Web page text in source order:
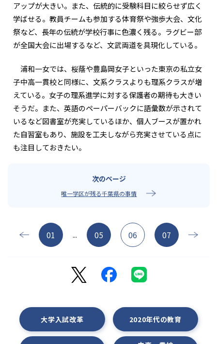
アップが大きい。また、伝統的に受験科目に絞らせず広く
学ばせる。教員チームも参加する体育祭や強歩大会、文化
祭など、長年の伝統が学校行事に色濃く残る。ラグビー部
が全国大会に出場するなど、文武両道を具現化している。
浦和一女では、桜蔭や豊島岡女子といった東京の私立女
子中高一貫校と同様に、文系クラスよりも理系クラスが増
えている。女子の理系進学に対する保護者の期待も大きい
そうだ。また、英語のペーパーバックに語彙数が示されて
いるなど図書室が充実しているほか、個人ブースが置かれ
た自習室もあり、施設を工夫しながら充実させている点に
も注目しておきたい。
唯一学区が残る千葉県の事情
01 ... 05 06 07
大学入試改革 2020年代の教育